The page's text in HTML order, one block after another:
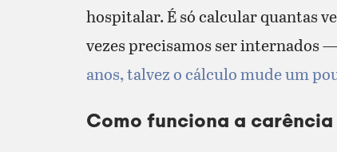
hospitalar. É só calcular quantas
vezes precisamos ser internados
anos, talvez o cálculo mude um
Como funciona a carência